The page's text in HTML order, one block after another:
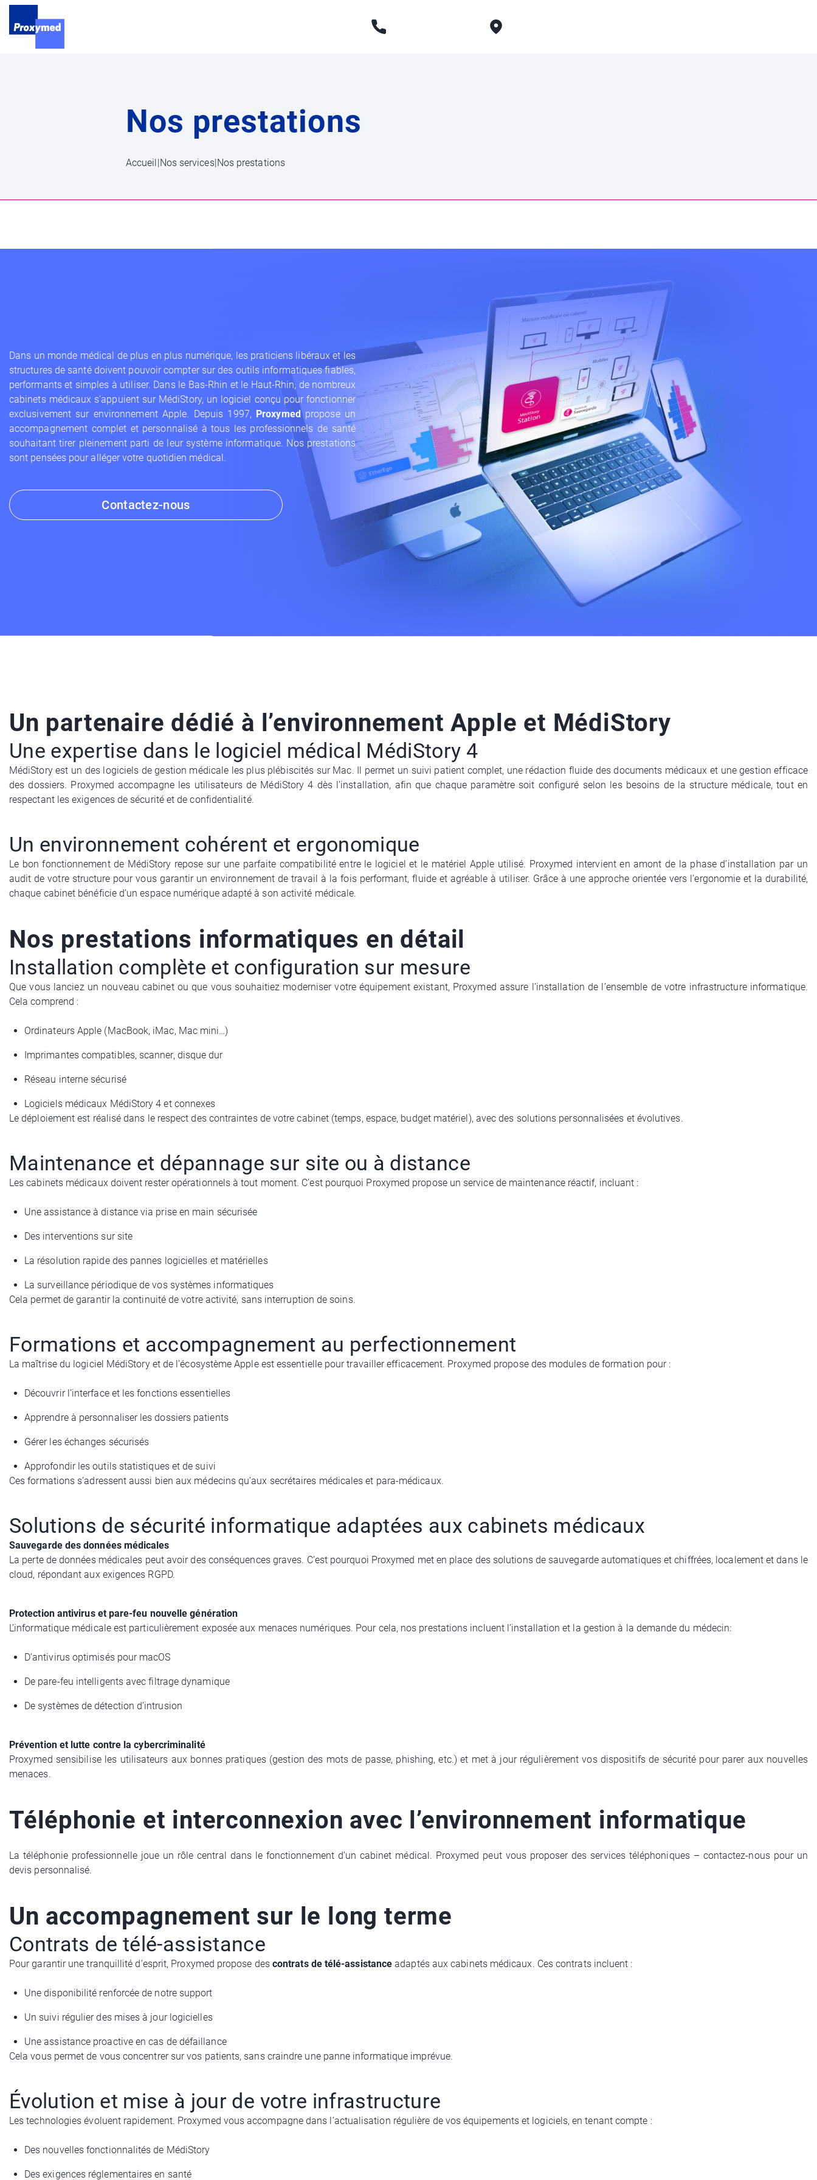
03 88 79 79 00
Nos prestations
Accueil|Nos services|Nos prestations
Dans un monde médical de plus en plus numérique, les praticiens libéraux et les
structures de santé doivent pouvoir compter sur des outils informatiques fiables,
performants et simples à utiliser. Dans le Bas-Rhin et le Haut-Rhin, de nombreux
cabinets médicaux s’appuient sur MédiStory, un logiciel conçu pour fonctionner
exclusivement sur environnement Apple. Depuis 1997, Proxymedpropose un
accompagnement complet et personnalisé à tous les professionnels de santé
souhaitant tirer pleinement parti de leur système informatique. Nos prestations
sont pensées pour alléger votre quotidien médical.
Contactez-nous
Un partenaire dédié à l’environnement Apple et MédiStory
Une expertise dans le logiciel médical MédiStory 4
MédiStory est un des logiciels de gestion médicale les plus plébiscités sur Mac. Il permet un suivi patient complet, une rédaction fluide des documents médicaux et une gestion efficace
des dossiers. Proxymed accompagne les utilisateurs de MédiStory 4 dès l’installation, afin que chaque paramètre soit configuré selon les besoins de la structure médicale, tout en
respectant les exigences de sécurité et de confidentialité.
Un environnement cohérent et ergonomique
Le bon fonctionnement de MédiStory repose sur une parfaite compatibilité entre le logiciel et le matériel Apple utilisé. Proxymed intervient en amont de la phase d’installation par un
audit de votre structure pour vous garantir un environnement de travail à la fois performant, fluide et agréable à utiliser. Grâce à une approche orientée vers l’ergonomie et la durabilité,
chaque cabinet bénéficie d’un espace numérique adapté à son activité médicale.
Nos prestations informatiques en détail
Installation complète et configuration sur mesure
Que vous lanciez un nouveau cabinet ou que vous souhaitiez moderniser votre équipement existant, Proxymed assure l’installation de l’ensemble de votre infrastructure informatique.
Cela comprend :
Ordinateurs Apple (MacBook, iMac, Mac mini…)
Imprimantes compatibles, scanner, disque dur
Réseau interne sécurisé
Logiciels médicaux MédiStory 4 et connexes
Le déploiement est réalisé dans le respect des contraintes de votre cabinet (temps, espace, budget matériel), avec des solutions personnalisées et évolutives.
Maintenance et dépannage sur site ou à distance
Les cabinets médicaux doivent rester opérationnels à tout moment. C’est pourquoi Proxymed propose un service de maintenance réactif, incluant :
Une assistance à distance via prise en main sécurisée
Des interventions sur site
La résolution rapide des pannes logicielles et matérielles
La surveillance périodique de vos systèmes informatiques
Cela permet de garantir la continuité de votre activité, sans interruption de soins.
Formations et accompagnement au perfectionnement
La maîtrise du logiciel MédiStory et de l’écosystème Apple est essentielle pour travailler efficacement. Proxymed propose des modules de formation pour :
Découvrir l’interface et les fonctions essentielles
Apprendre à personnaliser les dossiers patients
Gérer les échanges sécurisés
Approfondir les outils statistiques et de suivi
Ces formations s’adressent aussi bien aux médecins qu’aux secrétaires médicales et para-médicaux.
Solutions de sécurité informatique adaptées aux cabinets médicaux
Sauvegarde des données médicales
La perte de données médicales peut avoir des conséquences graves. C’est pourquoi Proxymed met en place des solutions de sauvegarde automatiques et chiffrées, localement et dans le
cloud, répondant aux exigences RGPD.
Protection antivirus et pare-feu nouvelle génération
L’informatique médicale est particulièrement exposée aux menaces numériques. Pour cela, nos prestations incluent l’installation et la gestion à la demande du médecin:
D’antivirus optimisés pour macOS
De pare-feu intelligents avec filtrage dynamique
De systèmes de détection d’intrusion
Prévention et lutte contre la cybercriminalité
Proxymed sensibilise les utilisateurs aux bonnes pratiques (gestion des mots de passe, phishing, etc.) et met à jour régulièrement vos dispositifs de sécurité pour parer aux nouvelles
menaces.
Téléphonie et interconnexion avec l’environnement informatique
La téléphonie professionnelle joue un rôle central dans le fonctionnement d’un cabinet médical. Proxymed peut vous proposer des services téléphoniques – contactez-nous pour un
devis personnalisé.
Un accompagnement sur le long terme
Contrats de télé-assistance
Pour garantir une tranquillité d’esprit, Proxymed propose des contrats de télé-assistance adaptés aux cabinets médicaux. Ces contrats incluent :
Une disponibilité renforcée de notre support
Un suivi régulier des mises à jour logicielles
Une assistance proactive en cas de défaillance
Cela vous permet de vous concentrer sur vos patients, sans craindre une panne informatique imprévue.
Évolution et mise à jour de votre infrastructure
Les technologies évoluent rapidement. Proxymed vous accompagne dans l’actualisation régulière de vos équipements et logiciels, en tenant compte :
Des nouvelles fonctionnalités de MédiStory
Des exigences réglementaires en santé